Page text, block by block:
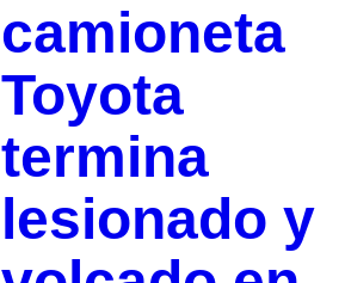
camioneta
Toyota
termina
lesionado y